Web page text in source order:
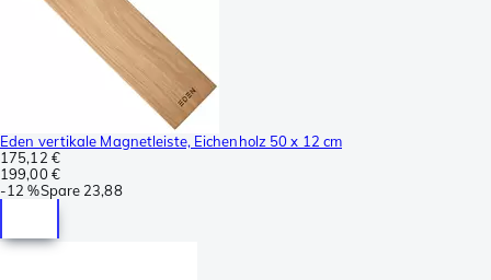
Eden vertikale Magnetleiste, Eichenholz 50 x 12 cm
175,12 €
199,00 €
-12 %Spare 23,88